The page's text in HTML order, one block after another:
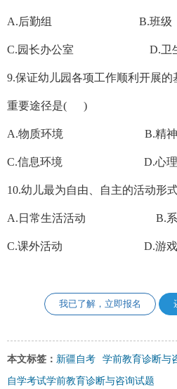
A.后勤组 B.班级
C.园长办公室 D.卫生
9.保证幼儿园各项工作顺利开展
重要途径是( )
A.物质环境 B.精神
C.信息环境 D.心理
10.幼儿最为自由、自主的活动
A.日常生活活动 B.系统
C.课外活动 D.游戏
我已了解，立即报名
本文标签： 新疆自考 学前教育诊断与
自学考试学前教育诊断与咨询试题